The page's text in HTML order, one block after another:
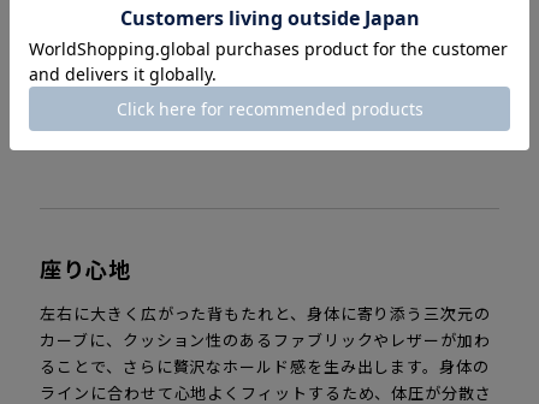
座面：ベルベット Belfas ミスティローズ
座り心地
左右に大きく広がった背もたれと、身体に寄り添う三次元の
カーブに、クッション性のあるファブリックやレザーが加わ
ることで、さらに贅沢なホールド感を生み出します。身体の
ラインに合わせて心地よくフィットするため、体圧が分散さ